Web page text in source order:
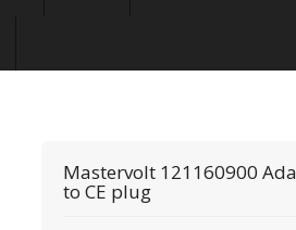
Mastervolt 121160900
to CE plug